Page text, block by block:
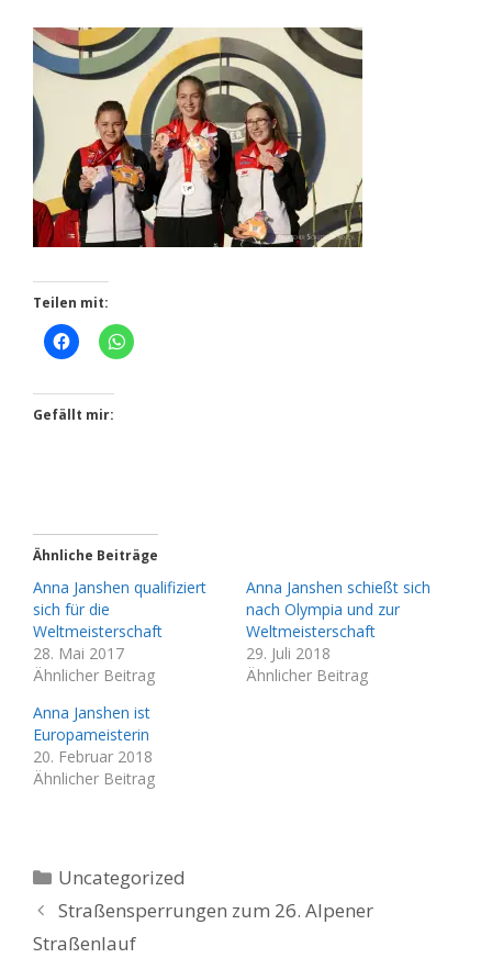
Teilen mit:
Gefällt mir:
Ähnliche Beiträge
Anna Janshen qualifiziert
sich für die
Weltmeisterschaft
28. Mai 2017
Ähnlicher Beitrag
Anna Janshen schießt sich
nach Olympia und zur
Weltmeisterschaft
29. Juli 2018
Ähnlicher Beitrag
Anna Janshen ist
Europameisterin
20. Februar 2018
Ähnlicher Beitrag
Kategorien
Uncategorized
Straßensperrungen zum 26. Alpener
Straßenlauf